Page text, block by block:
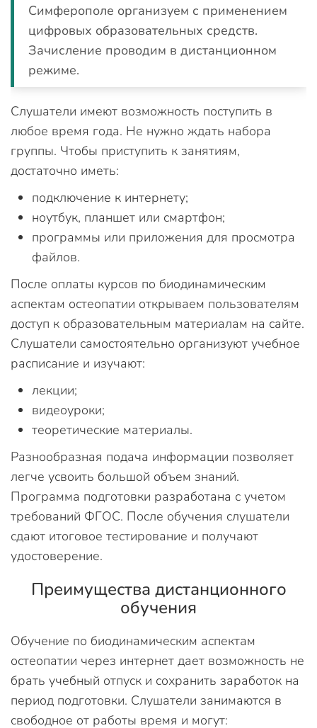
Симферополе организуем с применением
цифровых образовательных средств.
Зачисление проводим в дистанционном
режиме.
Слушатели имеют возможность поступить в
любое время года. Не нужно ждать набора
группы. Чтобы приступить к занятиям,
достаточно иметь:
подключение к интернету;
ноутбук, планшет или смартфон;
программы или приложения для просмотра
файлов.
После оплаты курсов по биодинамическим
аспектам остеопатии открываем пользователям
доступ к образовательным материалам на сайте.
Слушатели самостоятельно организуют учебное
расписание и изучают:
лекции;
видеоуроки;
теоретические материалы.
Разнообразная подача информации позволяет
легче усвоить большой объем знаний.
Программа подготовки разработана с учетом
требований ФГОС. После обучения слушатели
сдают итоговое тестирование и получают
удостоверение.
Преимущества дистанционного
обучения
Обучение по биодинамическим аспектам
остеопатии через интернет дает возможность не
брать учебный отпуск и сохранить заработок на
период подготовки. Слушатели занимаются в
свободное от работы время и могут: